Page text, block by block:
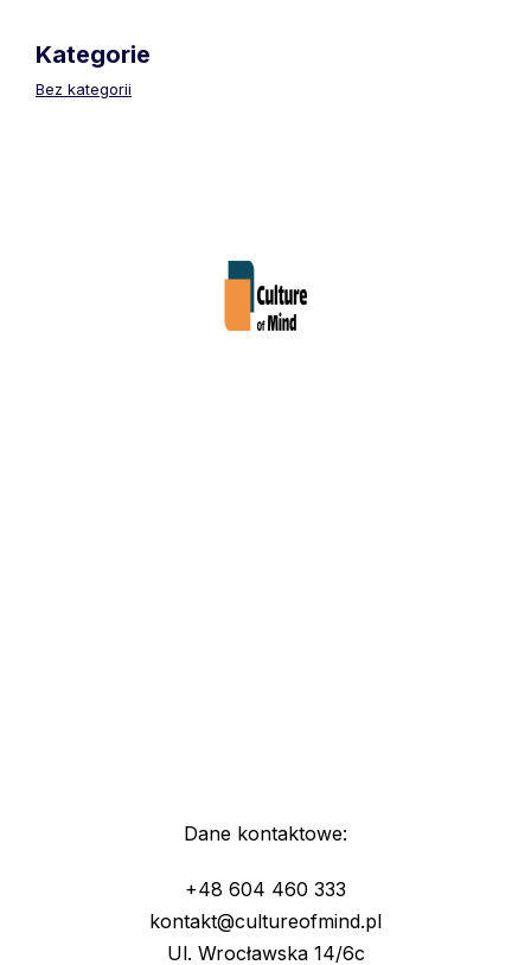
Kategorie
Bez kategorii
Dane kontaktowe:
+48 604 460 333
kontakt@cultureofmind.pl
Ul. Wrocławska 14/6c